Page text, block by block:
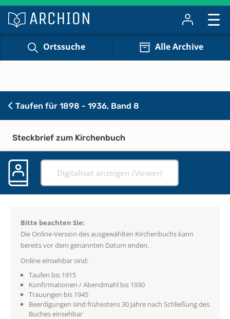
Ortssuche Alle Archive
Taufen für 1898 - 1936, Band 8
Steckbrief zum Kirchenbuch
Digitalisat anzeigen (Viewer)
Bitte beachten Sie:
Die Online-Version des ausgewählten Kirchenbuchs kann
bereits vor dem genannten Datum enden.
Online einsehbar sind:
Taufen bis 1915
Konfirmationen / Abendmahl bis 1930
Trauungen bis 1945
Beerdigungen sind frühestens 30 Jahre nach Schließung des
Buches einsehbar